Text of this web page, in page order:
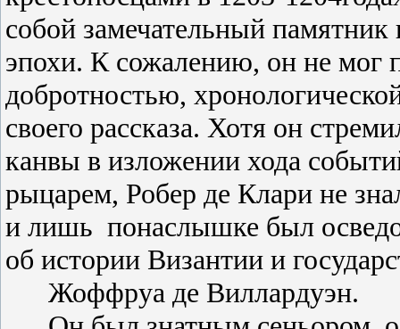
собой замечательный
эпохи. К сожалению, он не мог
добротностью,
своего рассказа. Хотя он
канвы в изложении хода
рыцарем, Робер де Клари не
и лишь понаслышке был
об истории Византии и
Жоффруа де Виллардуэн.